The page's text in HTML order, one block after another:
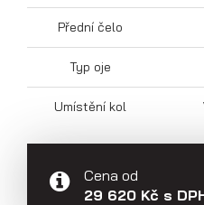
Přední čelo
Typ oje
Umístění kol
Cena od
29 620 Kč s